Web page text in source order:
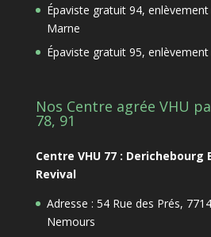
Épaviste gratuit 94, enlèvement
Marne
Épaviste gratuit 95, enlèvement
Nos Centre agrée VHU
78, 91
Centre VHU 77 : Derichebourg
Revival
Adresse : 54 Rue des Prés,
Nemours